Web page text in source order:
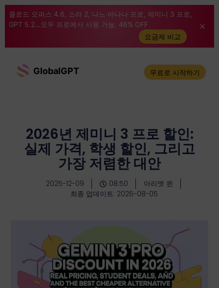
클로드 오퍼스 4.6, 소라 2, 나노 바나나 프로, 제미니 3 프로,
GPT 5.2...모두 프로에서 사용 가능. 46% OFF
요금제 비교
GlobalGPT 무료로 시작하기
2026년 제미니 3 프로 할인:
실제 가격, 학생 할인, 그리고
가장 저렴한 대안
2025-12-09 08:50
아리엣 윈
최종 업데이트: 2026-08-05